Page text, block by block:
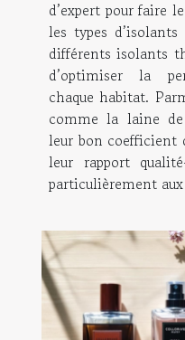
d’expert pour faire
les types
différents isolants
d’optimiser la
chaque habitat.
comme la laine
leur bon coefficient
leur rapport
particulièrement